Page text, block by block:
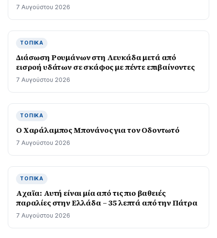
7 Αυγούστου 2026
ΤΟΠΙΚΆ
Διάσωση Ρουμάνων στη Λευκάδα μετά από
εισροή υδάτων σε σκάφος με πέντε επιβαίνοντες
7 Αυγούστου 2026
ΤΟΠΙΚΆ
Ο Χαράλαμπος Μπονάνος για τον Οδοντωτό
7 Αυγούστου 2026
ΤΟΠΙΚΆ
Aχαϊα: Αυτή είναι μία από τις πιο βαθειές
παραλίες στην Ελλάδα – 35 λεπτά από την Πάτρα
7 Αυγούστου 2026